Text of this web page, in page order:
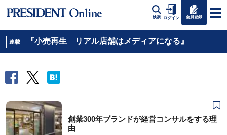
検索 ログイン 会員登録
連載 『小売再生 リアル店舗はメディアになる』
創業300年ブランドが経営コンサルをする理
由